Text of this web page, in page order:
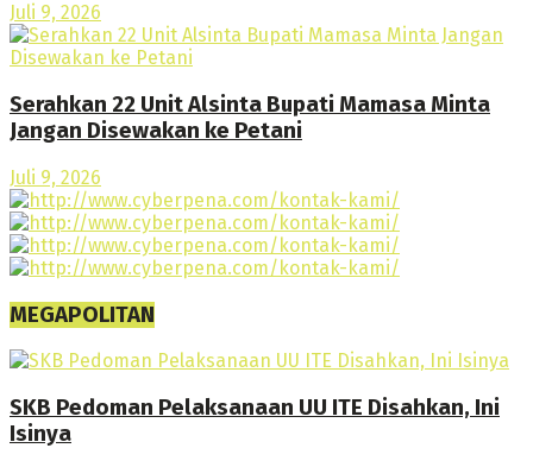
Juli 9, 2026
Serahkan 22 Unit Alsinta Bupati Mamasa Minta
Jangan Disewakan ke Petani
Juli 9, 2026
MEGAPOLITAN
SKB Pedoman Pelaksanaan UU ITE Disahkan, Ini
Isinya